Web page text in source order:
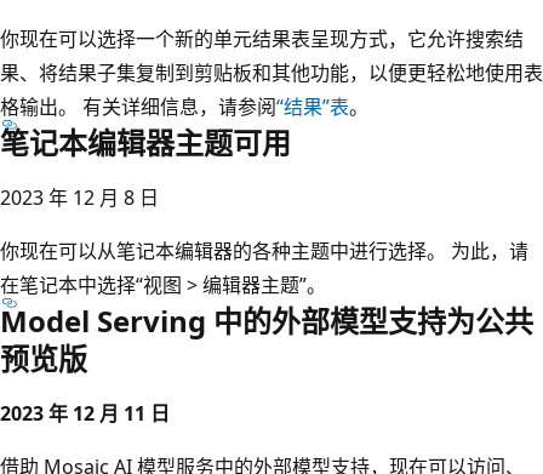
你现在可以选择一个新的单元结果表呈现方式，它允许搜索结
果、将结果子集复制到剪贴板和其他功能，以便更轻松地使用表
格输出。 有关详细信息，请参阅“结果”表。
笔记本编辑器主题可用
2023 年 12 月 8 日
你现在可以从笔记本编辑器的各种主题中进行选择。 为此，请
在笔记本中选择“视图 > 编辑器主题”。
Model Serving 中的外部模型支持为公共
预览版
2023 年 12 月 11 日
借助 Mosaic AI 模型服务中的外部模型支持，现在可以访问、